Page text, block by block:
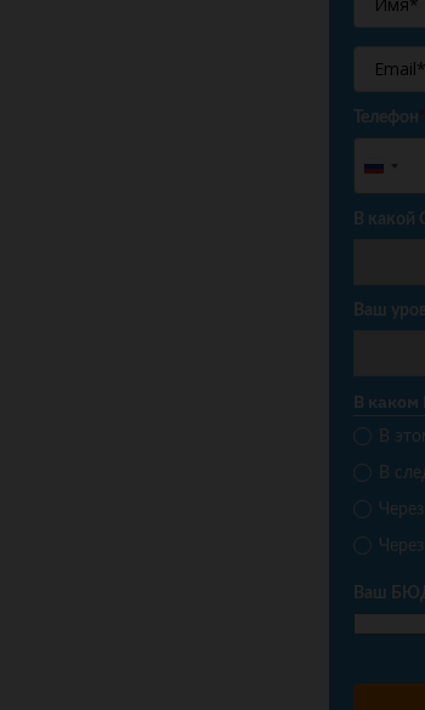
Телефон*
Russia
+7
В какой
Ваш
В каком
В
В
Ваш